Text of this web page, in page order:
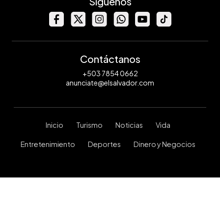
Contáctanos
+503 7854 0662
anunciate@elsalvador.com
Inicio Turismo Noticias Vida
Entretenimiento Deportes Dinero y Negocios